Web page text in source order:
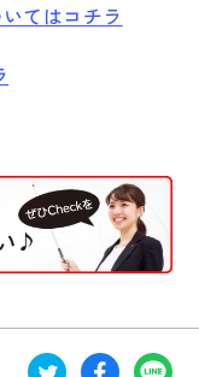
てはコチラ